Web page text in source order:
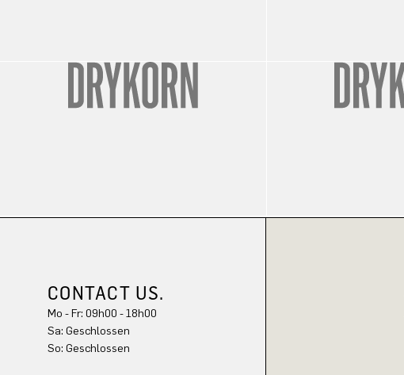
CONTACT US.
Mo - Fr: 09h00 - 18h00
Sa: Geschlossen
So: Geschlossen